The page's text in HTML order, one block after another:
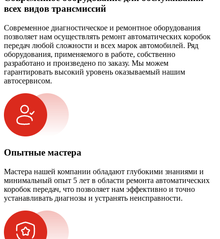
всех видов трансмиссий
Современное диагностическое и ремонтное оборудования
позволяет нам осуществлять ремонт автоматических коробок
передач любой сложности и всех марок автомобилей. Ряд
оборудования, применяемого в работе, собственно
разработано и произведено по заказу. Мы можем
гарантировать высокий уровень оказываемый нашим
автосервисом.
Опытные мастера
Мастера нашей компании обладают глубокими знаниями и
минимальный опыт 5 лет в области ремонта автоматических
коробок передач, что позволяет нам эффективно и точно
устанавливать диагнозы и устранять неисправности.